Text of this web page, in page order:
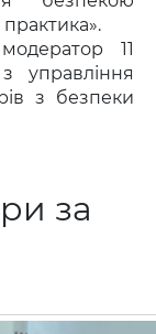
практика».
11
управління
з безпеки
за